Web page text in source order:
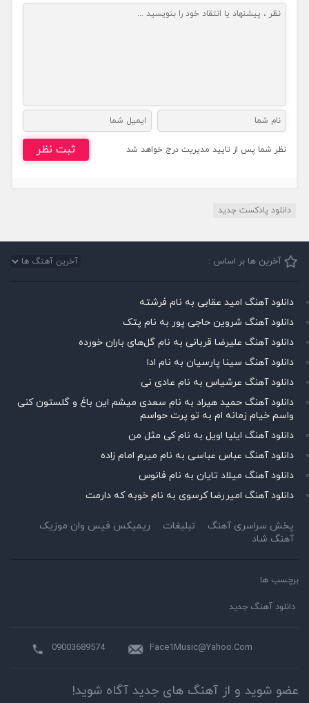
نظر شما پس از تایید مدیریت درج خواهد شد ثبت نظر
دانلود پادکست جدید
آخرین ها بر اساس :
دانلود آهنگ امید عقابی به نام فرشته
دانلود آهنگ شروین حاجی پور به نام پتک
دانلود آهنگ علیرضا قربانی به نام گل‌های باران خورده
دانلود آهنگ سینا پارسیان به نام ادا
دانلود آهنگ عرشیاس به نام عادی نی
دانلود آهنگ حمید هیراد به نام سعدی میشم این باغ و گلستون کنی
واسم خیام زمانه ام به تو پرت حواسم
دانلود آهنگ ایلیا اویل به نام کی مثل من
دانلود آهنگ عباس عباسی به نام میرم امام زاده
دانلود آهنگ میلاد تایان به نام فانوس
دانلود آهنگ امیررضا کرسوی به نام خوبه که دارمت
پخش سراسری آهنگ تبلیغات
ریمیکس فیس وان موزیک
آهنگ شاد
برچسب ها
دانلود آهنگ جدید
Face1Music@Yahoo.Com
09003689574
عضو شوید و از آهنگ های جدید آگاه شوید!